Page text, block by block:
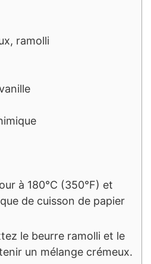
ramolli
à 180°C (350°F) et
de cuisson de papier
le beurre ramolli et le
un mélange crémeux.